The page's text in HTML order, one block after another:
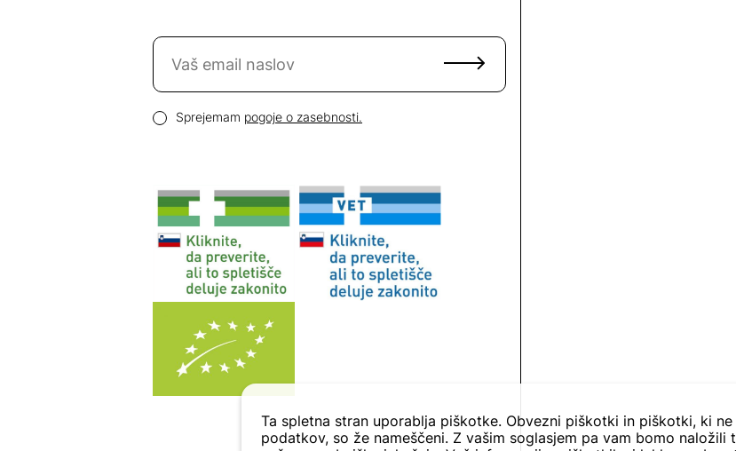
Naročite se na novice
Pogoji zasebnosti
Sprejemam pogoje o zasebnosti.
Ta spletna stran uporablja piškotke. Obvezni piškotki in piškotki, ki
podatkov, so že nameščeni. Z vašim soglasjem pa vam bomo